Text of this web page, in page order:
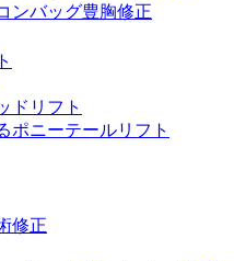
ンバッグ豊胸修正
ドリフト
ポニーテールリフト
修正